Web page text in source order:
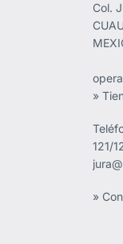
Col.
»
121/
»